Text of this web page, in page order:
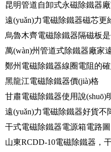
昆明管道自卸式永磁除鐵器
遠(yuǎn)力電磁除鐵器磁芯更
烏魯木齊電磁除鐵器隔磁板
萬(wàn)州管道式除鐵器廠家
鄭州電磁除鐵器線圈電阻的確
黑龍江電磁除鐵器價(jià)格
甘肅電磁除鐵器使用說(shuō)
遠(yuǎn)力電磁除鐵器好貨不
干式電磁除鐵器電源箱電路圖
山東RCDD-10電磁除鐵器，